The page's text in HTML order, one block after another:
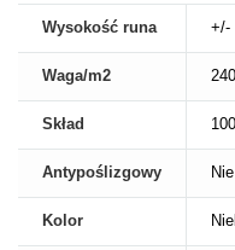
Wysokość runa +/-
Waga/m2
Skład
Antypoślizgowy Nie
Kolor